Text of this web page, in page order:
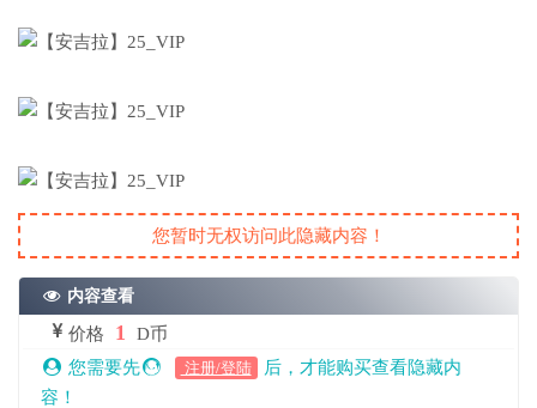
您暂时无权访问此隐藏内容！
内容查看
价格 1
D币
您需要先
注册/登陆
后，才能购买查看隐藏内
容！